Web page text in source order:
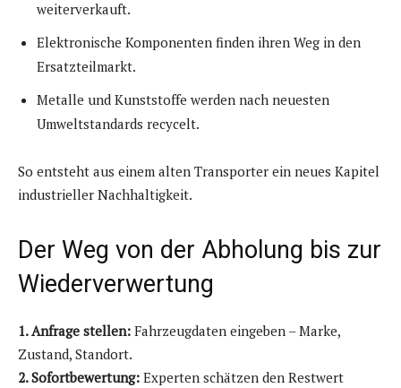
weiterverkauft.
Elektronische Komponenten finden ihren Weg in den
Ersatzteilmarkt.
Metalle und Kunststoffe werden nach neuesten
Umweltstandards recycelt.
So entsteht aus einem alten Transporter ein neues Kapitel
industrieller Nachhaltigkeit.
Der Weg von der Abholung bis zur
Wiederverwertung
1. Anfrage stellen: Fahrzeugdaten eingeben – Marke,
Zustand, Standort.
2. Sofortbewertung: Experten schätzen den Restwert